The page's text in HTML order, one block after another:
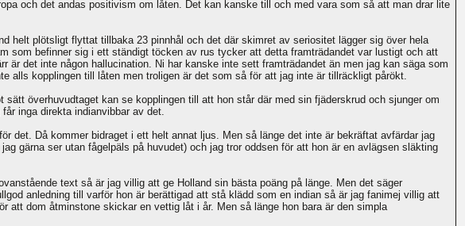
och det andas positivism om låten. Det kan kanske till och med vara som så att man drar lite
helt plötsligt flyttat tillbaka 23 pinnhål och det där skimret av seriositet lägger sig över hela
som befinner sig i ett ständigt töcken av rus tycker att detta framträdandet var lustigt och att
det inte någon hallucination. Ni har kanske inte sett framträdandet än men jag kan säga som
alls kopplingen till låten men troligen är det som så för att jag inte är tillräckligt pårökt.
överhuvudtaget kan se kopplingen till att hon står där med sin fjäderskrud och sjunger om
inga direkta indianvibbar av det.
det. Då kommer bidraget i ett helt annat ljus. Men så länge det inte är bekräftat avfärdar jag
gärna ser utan fågelpäls på huvudet) och jag tror oddsen för att hon är en avlägsen släkting
text så är jag villig att ge Holland sin bästa poäng på länge. Men det säger
anledning till varför hon är berättigad att stå klädd som en indian så är jag fanimej villig att
att dom åtminstone skickar en vettig låt i år. Men så länge hon bara är den simpla